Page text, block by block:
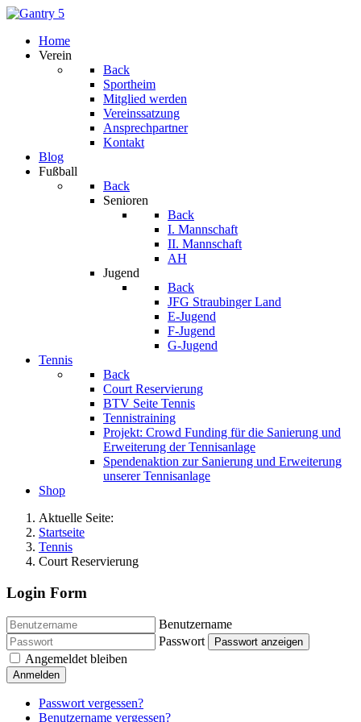
Home
Verein
Back
Sportheim
Mitglied werden
Vereinssatzung
Ansprechpartner
Kontakt
Blog
Fußball
Back
Senioren
Back
I. Mannschaft
II. Mannschaft
AH
Jugend
Back
JFG Straubinger Land
E-Jugend
F-Jugend
G-Jugend
Tennis
Back
Court Reservierung
BTV Seite Tennis
Tennistraining
Projekt: Crowd Funding für die Sanierung und
Erweiterung der Tennisanlage
Spendenaktion zur Sanierung und Erweiterung
unserer Tennisanlage
Shop
Aktuelle Seite:
Startseite
Tennis
Court Reservierung
Login Form
Benutzername
Passwort
Passwort anzeigen
Angemeldet bleiben
Anmelden
Passwort vergessen?
Benutzername vergessen?